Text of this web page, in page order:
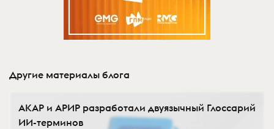
Другие материалы блога
АКАР и АРИР разработали двуязычный Глоссарий
ИИ-терминов